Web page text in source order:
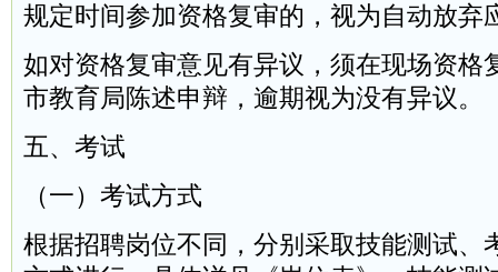
规定时间参加资格复审的，视为自动放弃
如对资格复审意见有异议，须在现场资格
市教育局陈述申辩，逾期视为没有异议。
五、考试
（一）考试方式
根据招聘岗位不同，分别采取技能测试、